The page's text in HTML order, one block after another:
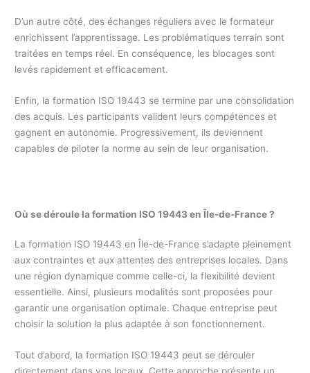
D’un autre côté, des échanges réguliers avec le formateur
enrichissent l’apprentissage. Les problématiques terrain sont
traitées en temps réel. En conséquence, les blocages sont
levés rapidement et efficacement.
Enfin, la formation ISO 19443 se termine par une consolidation
des acquis. Les participants valident leurs compétences et
gagnent en autonomie. Progressivement, ils deviennent
capables de piloter la norme au sein de leur organisation.
Où se déroule la formation ISO 19443 en Île-de-France ?
La formation ISO 19443 en Île-de-France s’adapte pleinement
aux contraintes et aux attentes des entreprises locales. Dans
une région dynamique comme celle-ci, la flexibilité devient
essentielle. Ainsi, plusieurs modalités sont proposées pour
garantir une organisation optimale. Chaque entreprise peut
choisir la solution la plus adaptée à son fonctionnement.
Tout d’abord, la formation ISO 19443 peut se dérouler
directement dans vos locaux. Cette approche présente un